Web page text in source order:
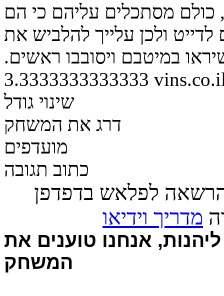
כולם מסתכלים עליהם כי הם
ולכן עלייך להלביש את
במיטבם ויסובבו ראשים.
3.3333333333333
שינוי גודל
דרג את המשחק
מועדפים
כתוב תגובה
לפלאש בדפדפן
מדריך וידיאו
אנחנו טוענים את
המשחק